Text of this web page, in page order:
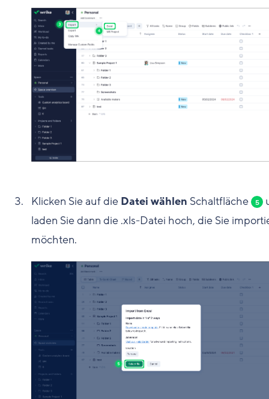
Klicken Sie auf die Datei wählen Schaltfläche 5
laden Sie dann die .xls-Datei hoch, die Sie
möchten.